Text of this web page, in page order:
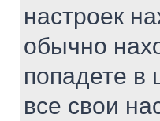
настроек
обычно
попадете в
все свои